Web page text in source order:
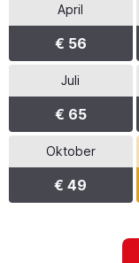
April
€ 56
Juli
€ 65
Oktober
€ 49